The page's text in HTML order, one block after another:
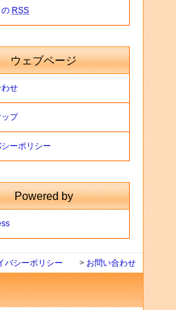
の RSS
ウェブページ
せ
プ
ーポリシー
Powered by
バシーポリシー > お問い合わせ